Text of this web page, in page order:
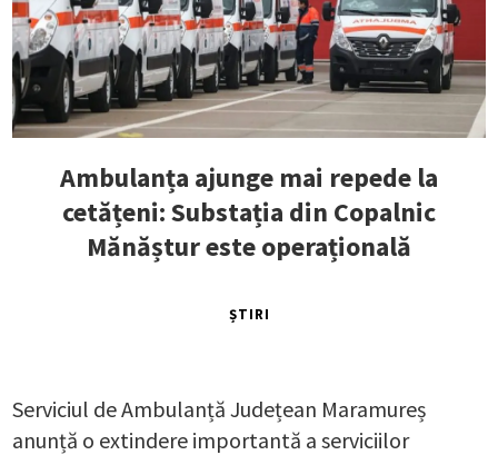
Ambulanța ajunge mai repede la
cetățeni: Substația din Copalnic
Mănăștur este operațională
ȘTIRI
Serviciul de Ambulanță Județean Maramureș
anunță o extindere importantă a serviciilor